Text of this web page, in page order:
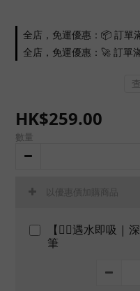
全店，免運優惠：📦 訂單
全店，免運優惠：🚀 訂單
HK$259.00
數量
以優惠價加購商品
【👍🏻遇水即吸 |
筆